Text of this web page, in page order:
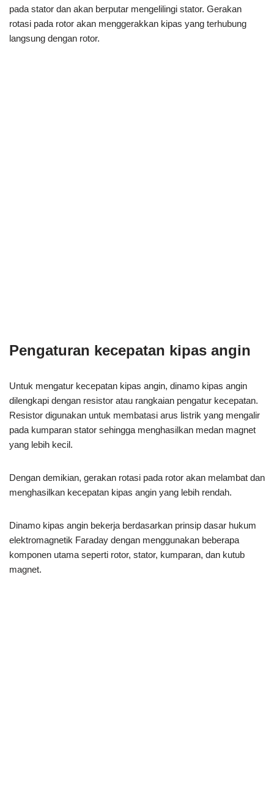
pada stator dan akan berputar mengelilingi stator. Gerakan
rotasi pada rotor akan menggerakkan kipas yang terhubung
langsung dengan rotor.
Pengaturan kecepatan kipas angin
Untuk mengatur kecepatan kipas angin, dinamo kipas angin
dilengkapi dengan resistor atau rangkaian pengatur kecepatan.
Resistor digunakan untuk membatasi arus listrik yang mengalir
pada kumparan stator sehingga menghasilkan medan magnet
yang lebih kecil.
Dengan demikian, gerakan rotasi pada rotor akan melambat dan
menghasilkan kecepatan kipas angin yang lebih rendah.
Dinamo kipas angin bekerja berdasarkan prinsip dasar hukum
elektromagnetik Faraday dengan menggunakan beberapa
komponen utama seperti rotor, stator, kumparan, dan kutub
magnet.